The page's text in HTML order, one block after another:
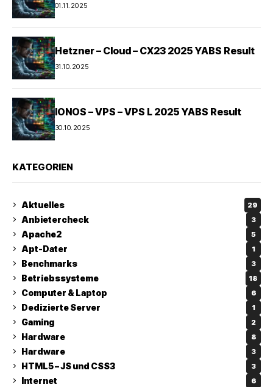
01.11.2025
Hetzner – Cloud – CX23 2025 YABS Result
31.10.2025
IONOS – VPS – VPS L 2025 YABS Result
30.10.2025
KATEGORIEN
Aktuelles 29
Anbietercheck 3
Apache2 5
Apt-Dater 1
Benchmarks 3
Betriebssysteme 18
Computer & Laptop 6
Dedizierte Server 1
Gaming 2
Hardware 8
Hardware 3
HTML5 – JS und CSS3 3
Internet 6